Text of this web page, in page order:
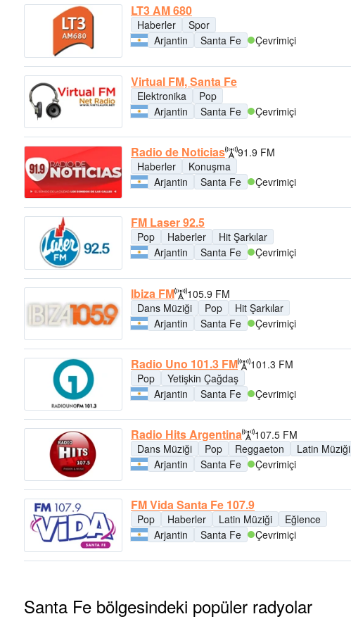
LT3 AM 680
Haberler
Spor
Arjantin
Santa Fe Çevrimiçi
Virtual FM, Santa Fe
Elektronika
Pop
Arjantin
Santa Fe Çevrimiçi
Radio de Noticias
91.9 FM
Haberler
Konuşma
Arjantin
Santa Fe Çevrimiçi
FM Laser 92.5
Pop Haberler
Hit Şarkılar
Arjantin
Santa Fe Çevrimiçi
Ibiza FM
105.9 FM
Dans Müziği
Pop
Hit Şarkılar
Arjantin
Santa Fe Çevrimiçi
Radio Uno 101.3 FM
101.3 FM
Pop
Yetişkin Çağdaş
Arjantin
Santa Fe Çevrimiçi
Radio Hits Argentina
107.5 FM
Dans Müziği
Pop Reggaeton Latin Müziği
Arjantin
Santa Fe Çevrimiçi
FM Vida Santa Fe 107.9
Pop Haberler Latin Müziği
Eğlence
Arjantin
Santa Fe Çevrimiçi
Santa Fe bölgesindeki popüler radyolar